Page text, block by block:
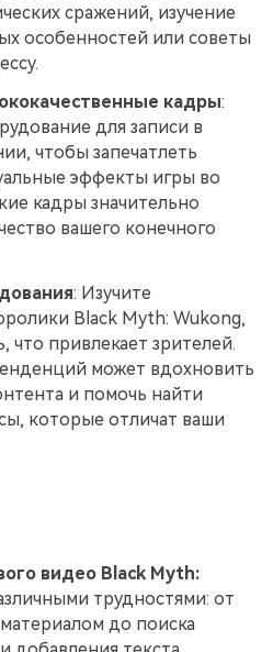
сражений, изучение
особенностей или советы
кадры:
для записи в
чтобы запечатлеть
эффекты игры во
кадры значительно
вашего конечного
: Изучите
Black Myth: Wukong,
что привлекает зрителей.
может вдохновить
и помочь найти
которые отличат ваши
видео Black Myth:
трудностями: от
до поиска